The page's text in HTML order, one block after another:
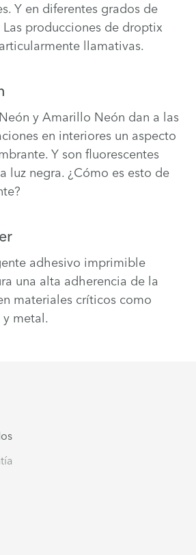
Y en diferentes grados de
producciones de droptix
llamativas.
y Amarillo Neón dan a las
en interiores un aspecto
Y son fluorescentes
luz negra. ¿Cómo es esto de
adhesivo imprimible
una alta adherencia de la
materiales críticos como
metal.